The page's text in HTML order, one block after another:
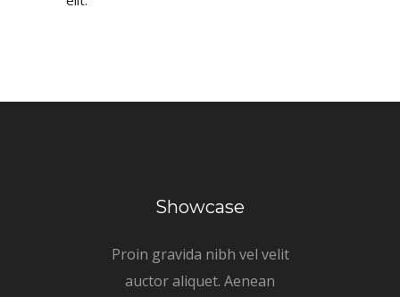
Showcase
Proin gravida nibh vel velit
auctor aliquet. Aenean